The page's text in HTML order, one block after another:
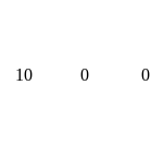
10 0 0